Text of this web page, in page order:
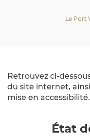
Le Port
Retrouvez ci-
du site internet,
mise en accessibilité.
État